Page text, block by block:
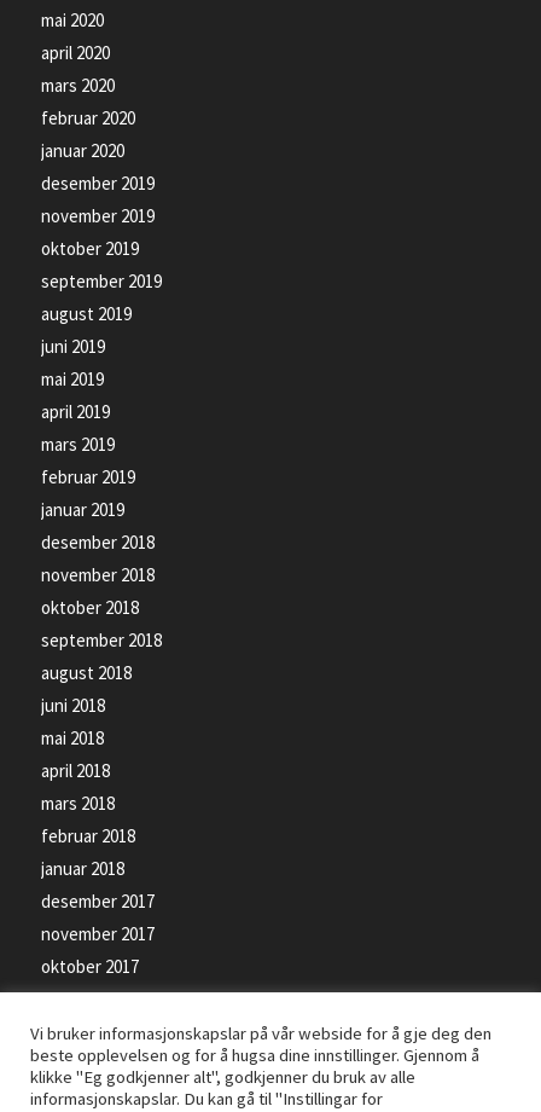
mai 2020
april 2020
mars 2020
februar 2020
januar 2020
desember 2019
november 2019
oktober 2019
september 2019
august 2019
juni 2019
mai 2019
april 2019
mars 2019
februar 2019
januar 2019
desember 2018
november 2018
oktober 2018
september 2018
august 2018
juni 2018
mai 2018
april 2018
mars 2018
februar 2018
januar 2018
desember 2017
november 2017
oktober 2017
september 2017
Vi bruker informasjonskapslar på vår webside for å gje deg den
beste opplevelsen og for å hugsa dine innstillinger. Gjennom å
klikke "Eg godkjenner alt", godkjenner du bruk av alle
informasjonskapslar. Du kan gå til "Instillingar for